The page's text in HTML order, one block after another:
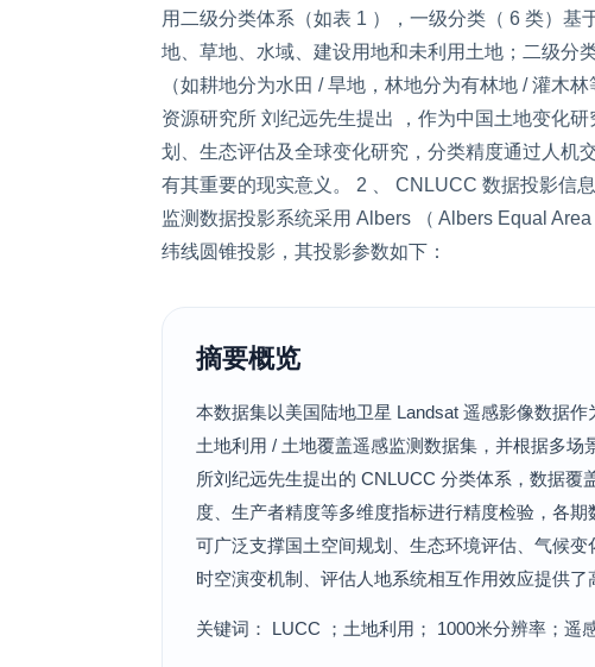
用二级分类体系（如表 1 ），一级分类（ 6 类）基
地、草地、水域、建设用地和未利用土地；二级分
（如耕地分为水田 / 旱地，林地分为有林地 / 灌木
资源研究所 刘纪远先生提出 ，作为中国土地变化
划、生态评估及全球变化研究，分类精度通过人机
有其重要的现实意义。 2 、 CNLUCC 数据投影信
监测数据投影系统采用 Albers （ Albers Equal
纬线圆锥投影，其投影参数如下：
摘要概览
本数据集以美国陆地卫星 Landsat 遥感影像数据
土地利用 / 土地覆盖遥感监测数据集，并根据多
所刘纪远先生提出的 CNLUCC 分类体系，数据
度、生产者精度等多维度指标进行精度检验，各
可广泛支撑国土空间规划、生态环境评估、气候
时空演变机制、评估人地系统相互作用效应提供
关键词： LUCC ；土地利用； 1000米分辨率；遥